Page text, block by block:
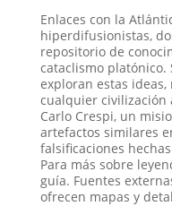
Enlaces con la
hiperdifusionistas,
repositorio de
cataclismo platónico.
exploran estas
cualquier civilización
Carlo Crespi, un
artefactos similares
falsificaciones
Para más sobre
guía. Fuentes
ofrecen mapas y